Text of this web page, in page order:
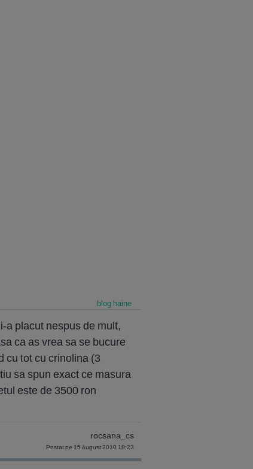
blog haine
a placut nespus de mult,
ca as vrea sa se bucure
cu tot cu crinolina (3
sa spun exact ce masura
este de 3500 ron
rocsana_cs
Postat pe 15 August 2010 18:23